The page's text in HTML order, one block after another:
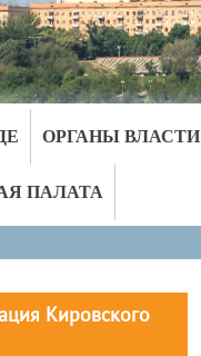
ОРГАНЫ ВЛАСТИ
ПАЛАТА
Кировского